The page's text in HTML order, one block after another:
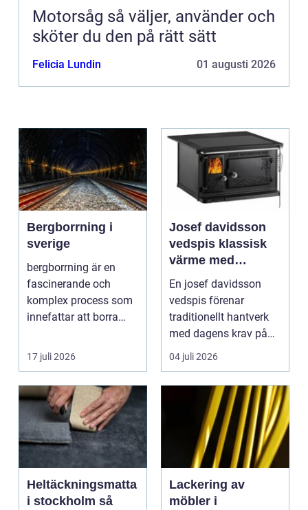
Motorsåg så väljer, använder och
sköter du den på rätt sätt
Felicia Lundin 01 augusti 2026
Bergborrning i
sverige
bergborrning är en
fascinerande och
komplex process som
innefattar att borra
minerale...
17 juli 2026
Josef davidsson
vedspis klassisk
värme med
modern funktion
En josef davidsson
vedspis förenar
traditionellt hantverk
med dagens krav på
effektiv, trygg och mil...
04 juli 2026
Heltäckningsmatta
i stockholm så
Lackering av
möbler i